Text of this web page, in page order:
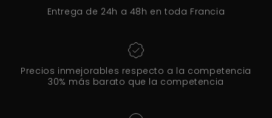
Entrega de 24h a 48h en toda Francia
Precios inmejorables respecto a la competencia
30% más barato que la competencia